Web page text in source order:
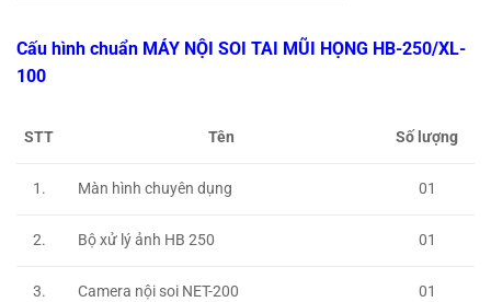
Cấu hình chuẩn MÁY NỘI SOI TAI MŨI HỌNG HB-250/XL-
100
STT Tên Số lượng
1. Màn hình chuyên dụng 01
2. Bộ xử lý ảnh HB 250 01
3. Camera nội soi NET-200 01